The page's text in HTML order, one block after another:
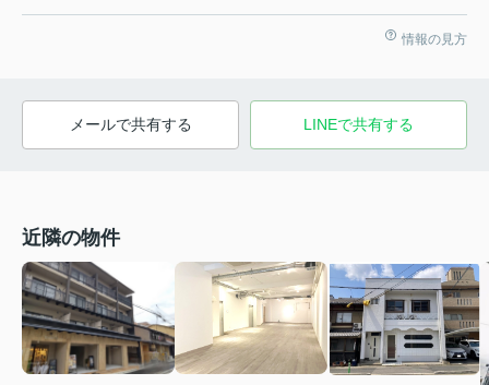
情報の見方
メールで共有する LINEで共有する
近隣の物件